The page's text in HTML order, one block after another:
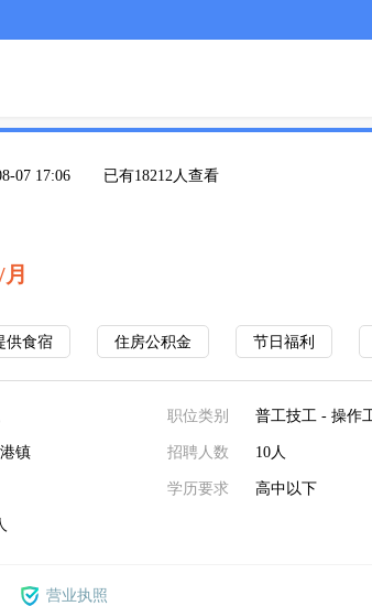
07 17:06 已有18212人查看
供食宿 住房公积金 节日福利
镇
职位类别 普工技工 - 操作
招聘人数 10人
学历要求 高中以下
营业执照